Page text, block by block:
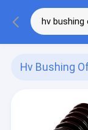
Hv Bushing